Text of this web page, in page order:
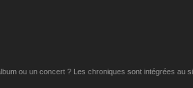
ou un concert ? Les chroniques sont intégrées au